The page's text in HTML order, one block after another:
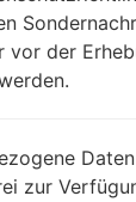
Vergleiche
vor der
zur